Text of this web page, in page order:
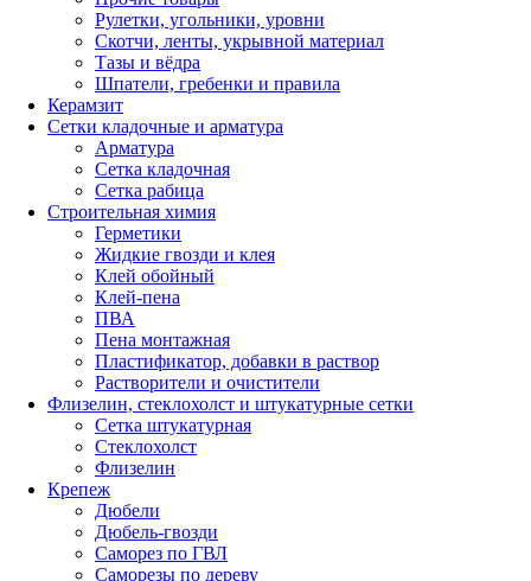
Рулетки, угольники, уровни
Скотчи, ленты, укрывной материал
Тазы и вёдра
Шпатели, гребенки и правила
Керамзит
Сетки кладочные и арматура
Арматура
Сетка кладочная
Сетка рабица
Строительная химия
Герметики
Жидкие гвозди и клея
Клей обойный
Клей-пена
ПВА
Пена монтажная
Пластификатор, добавки в раствор
Растворители и очистители
Флизелин, стеклохолст и штукатурные сетки
Сетка штукатурная
Стеклохолст
Флизелин
Крепеж
Дюбели
Дюбель-гвозди
Саморез по ГВЛ
Саморезы по дереву